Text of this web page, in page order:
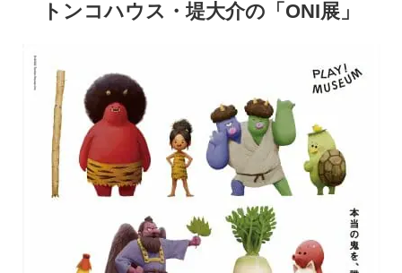
トンコハウス・堤大介の「ONI展」